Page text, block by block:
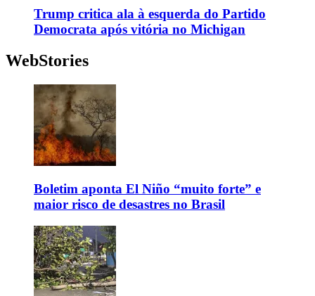
Trump critica ala à esquerda do Partido
Democrata após vitória no Michigan
WebStories
Boletim aponta El Niño “muito forte” e
maior risco de desastres no Brasil